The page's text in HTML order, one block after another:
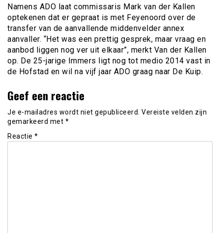
Namens ADO laat commissaris Mark van der Kallen
optekenen dat er gepraat is met Feyenoord over de
transfer van de aanvallende middenvelder annex
aanvaller. “Het was een prettig gesprek, maar vraag en
aanbod liggen nog ver uit elkaar”, merkt Van der Kallen
op. De 25-jarige Immers ligt nog tot medio 2014 vast in
de Hofstad en wil na vijf jaar ADO graag naar De Kuip.
Geef een reactie
Je e-mailadres wordt niet gepubliceerd. Vereiste velden zijn
gemarkeerd met *
Reactie *